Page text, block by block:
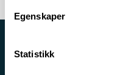
Egenskaper
Statistikk
Akutt hjelp